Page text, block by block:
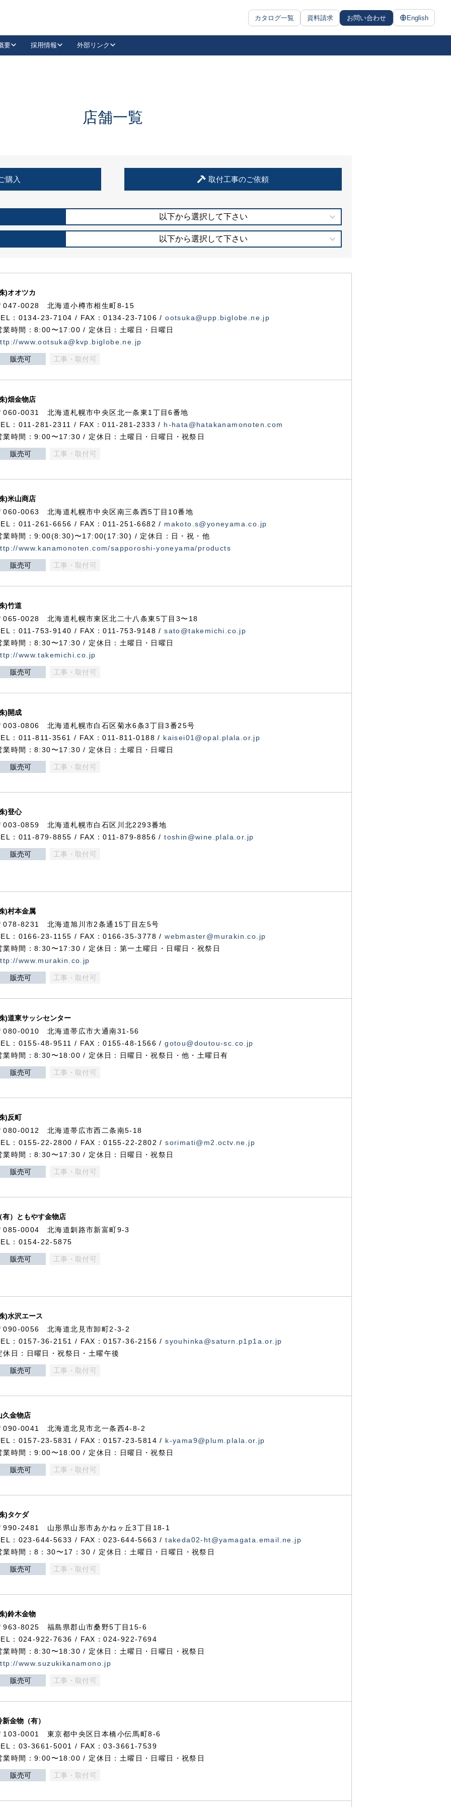
カタログ一覧 資料請求 お問い合わせ English
抗ウイルス・抗菌製品
要 採用情報 外部リンク
LinkedIn
住宅使用部材標準化推進協議会
店舗一覧
購入 取付工事のご依頼
以下から選択して下さい
以下から選択して下さい
)オオツカ
047-0028 北海道小樽市相生町8-15
：0134-23-7104 / FAX：0134-23-7106 /ootsuka@upp.biglobe.ne.jp
業時間：8:00〜17:00 / 定休日：土曜日・日曜日
www.ootsuka@kvp.biglobe.ne.jp
販売可 工事・取付可
)畑金物店
060-0031 北海道札幌市中央区北一条東1丁目6番地
：011-281-2311 / FAX：011-281-2333 / h-hata@hatakanamonoten.com
業時間：9:00〜17:30 / 定休日：土曜日・日曜日・祝祭日
販売可 工事・取付可
)米山商店
060-0063 北海道札幌市中央区南三条西5丁目10番地
：011-261-6656 / FAX：011-251-6682 / makoto.s@yoneyama.co.jp
業時間：9:00(8:30)〜17:00(17:30) / 定休日：日・祝・他
www.kanamonoten.com/sapporoshi-yoneyama/products
販売可 工事・取付可
)竹道
065-0028 北海道札幌市東区北二十八条東5丁目3〜18
：011-753-9140 / FAX：011-753-9148 /sato@takemichi.co.jp
業時間：8:30〜17:30 / 定休日：土曜日・日曜日
www.takemichi.co.jp
販売可 工事・取付可
)開成
003-0806 北海道札幌市白石区菊水6条3丁目3番25号
：011-811-3561 / FAX：011-811-0188 / kaisei01@opal.plala.or.jp
業時間：8:30〜17:30 / 定休日：土曜日・日曜日
販売可 工事・取付可
)登心
003-0859 北海道札幌市白石区川北2293番地
：011-879-8855 / FAX：011-879-8856 /toshin@wine.plala.or.jp
販売可 工事・取付可
)村本金属
078-8231 北海道旭川市2条通15丁目左5号
：0166-23-1155 / FAX：0166-35-3778 /webmaster@murakin.co.jp
業時間：8:30〜17:30 / 定休日：第一土曜日・日曜日・祝祭日
www.murakin.co.jp
販売可 工事・取付可
)道東サッシセンター
080-0010 北海道帯広市大通南31-56
：0155-48-9511 / FAX：0155-48-1566 /gotou@doutou-sc.co.jp
業時間：8:30〜18:00 / 定休日：日曜日・祝祭日・他・土曜日有
販売可 工事・取付可
)反町
080-0012 北海道帯広市西二条南5-18
：0155-22-2800 / FAX：0155-22-2802 /sorimati@m2.octv.ne.jp
業時間：8:30〜17:30 / 定休日：日曜日・祝祭日
販売可 工事・取付可
有）ともやす金物店
085-0004 北海道釧路市新富町9-3
：0154-22-5875
販売可 工事・取付可
)水沢エース
090-0056 北海道北見市卸町2-3-2
：0157-36-2151 / FAX：0157-36-2156 /syouhinka@saturn.p1p1a.or.jp
休日：日曜日・祝祭日・土曜午後
販売可 工事・取付可
久金物店
090-0041 北海道北見市北一条西4-8-2
：0157-23-5831 / FAX：0157-23-5814 / k-yama9@plum.plala.or.jp
業時間：9:00〜18:00 / 定休日：日曜日・祝祭日
販売可 工事・取付可
)タケダ
990-2481 山形県山形市あかねヶ丘3丁目18-1
：023-644-5633 / FAX：023-644-5663 /takeda02-ht@yamagata.email.ne.jp
業時間：8：30〜17：30 / 定休日：土曜日・日曜日・祝祭日
販売可 工事・取付可
)鈴木金物
963-8025 福島県郡山市桑野5丁目15-6
：024-922-7636 / FAX：024-922-7694
業時間：8:30〜18:30 / 定休日：土曜日・日曜日・祝祭日
www.suzukikanamono.jp
販売可 工事・取付可
新金物（有）
103-0001 東京都中央区日本橋小伝馬町8-6
：03-3661-5001 / FAX：03-3661-7539
業時間：9:00〜18:00 / 定休日：土曜日・日曜日・祝祭日
販売可 工事・取付可